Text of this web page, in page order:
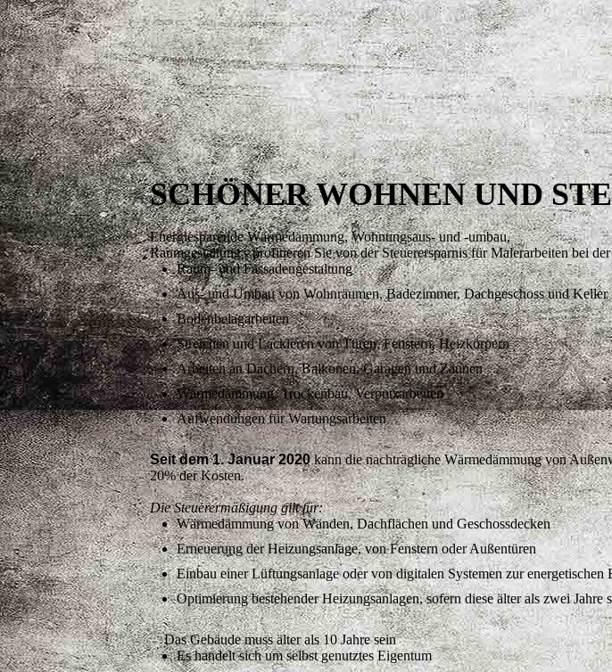
SCHÖNER WOHNEN UND
Energiesparende Wärmedämmung, Wohnungsaus- und -umbau,
Raumgestaltung - profitieren Sie von der Steuerersparnis für Malerarbeiten bei
Raum- und Fassadengestaltung
Aus- und Umbau von Wohnräumen, Badezimmer, Dachgeschoss und Keller
Bodenbelagarbeiten
Streichen und Lackieren von Türen, Fenstern, Heizkörpern
Arbeiten an Dächern, Balkonen, Garagen und Zäunen
Wärmedämmung, Trockenbau, Verputzarbeiten
Aufwendungen für Wartungsarbeiten
Seit dem 1. Januar 2020kann die nachträgliche Wärmedämmung von
20% der Kosten.
Die Steuerermäßigung gilt für:
Wärmedämmung von Wänden, Dachflächen und Geschossdecken
Erneuerung der Heizungsanlage, von Fenstern oder Außentüren
Einbau einer Lüftungsanlage oder von digitalen Systemen zur
Optimierung bestehender Heizungsanlagen, sofern diese älter als zwei Jahre
Das Gebäude muss älter als 10 Jahre sein
Es handelt sich um selbst genutztes Eigentum